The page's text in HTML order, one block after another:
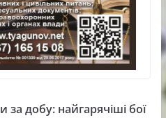
за добу: найгарячіші бої